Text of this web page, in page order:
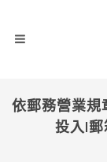
依郵務營業規
投入I